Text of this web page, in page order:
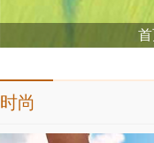
时尚